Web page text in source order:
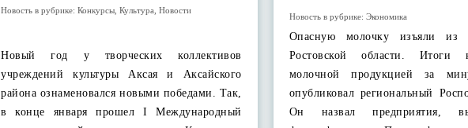
Новость в рубрике:Конкурсы ,Культура ,Новости
Новый год у творческих коллективов
учреждений культуры Аксая и Аксайского
района ознаменовался новыми победами. Так,
в конце января прошел I Международный
Новость в рубрике: Экономика
Опасную молочку изъяли из
Ростовской области. Итоги
молочной продукцией за
опубликовал региональный
Он назвал предприятия,